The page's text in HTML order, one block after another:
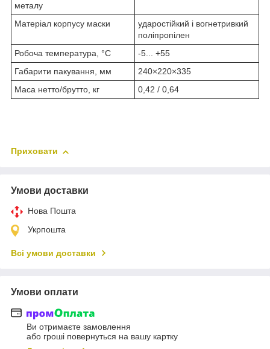
металу
Матеріал корпусу маски
ударостійкий і вогнетривкий
поліпропілен
Робоча температура, °C
-5... +55
Габарити пакування, мм
240×220×335
Маса нетто/брутто, кг
0,42 / 0,64
Приховати
Умови доставки
Нова Пошта
Укрпошта
Всі умови доставки
Умови оплати
Ви отримаєте замовлення
або гроші повернуться на вашу картку